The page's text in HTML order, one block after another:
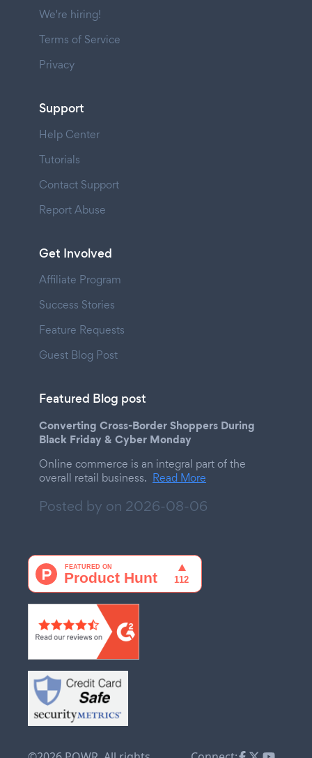
We're hiring!
Terms of Service
Privacy
Support
Help Center
Tutorials
Contact Support
Report Abuse
Get Involved
Affiliate Program
Success Stories
Feature Requests
Guest Blog Post
Featured Blog post
Converting Cross-Border Shoppers During
Black Friday & Cyber Monday
Online commerce is an integral part of the
overall retail business. Read More
Posted by on 2026-08-06